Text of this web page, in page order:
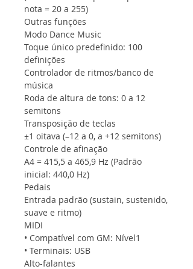
nota = 20 a 255)
Outras funções
Modo Dance Music
Toque único predefinido: 100
definições
Controlador de ritmos/banco de
música
Roda de altura de tons: 0 a 12
semitons
Transposição de teclas
±1 oitava (–12 a 0, a +12 semitons)
Controle de afinação
A4 = 415,5 a 465,9 Hz (Padrão
inicial: 440,0 Hz)
Pedais
Entrada padrão (sustain, sustenido,
suave e ritmo)
MIDI
• Compatível com GM: Nível1
• Terminais: USB
Alto-falantes